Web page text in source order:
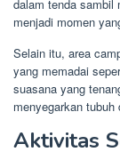
dalam tenda sambil
menjadi momen
Selain itu, area
yang memadai
suasana yang
menyegarkan tubuh
Aktivitas